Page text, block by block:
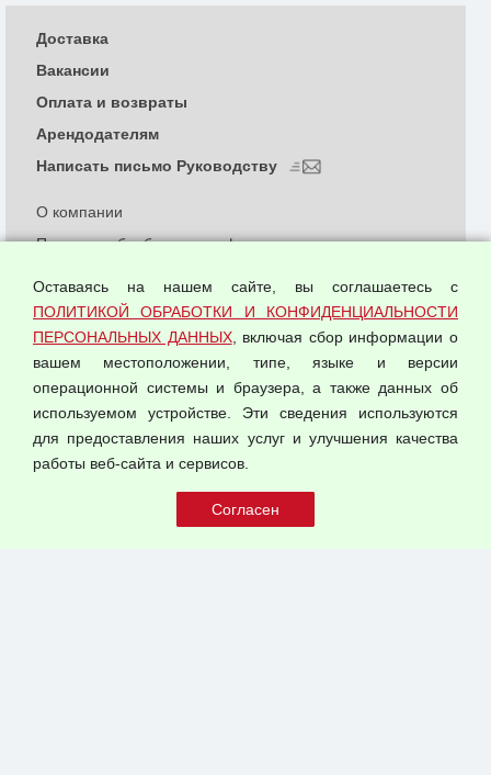
© 2026 ООО "Феникс"
О компании
Политика обработки и конфиденциальности
Согласием на обработку персональных данных
Оферта оптовой купли-продажи
Публичная оферта
Доставка
Вакансии
Оплата и возвраты
Арендодателям
Написать письмо Руководству
Оставаясь на нашем сайте, вы соглашаетесь с
ПОЛИТИКОЙ ОБРАБОТКИ И КОНФИДЕНЦИАЛЬНОСТИ
ПЕРСОНАЛЬНЫХ ДАННЫХ, включая сбор информации о
вашем местоположении, типе, языке и версии
операционной системы и браузера, а также данных об
используемом устройстве. Эти сведения используются
для предоставления наших услуг и улучшения качества
работы веб-сайта и сервисов.